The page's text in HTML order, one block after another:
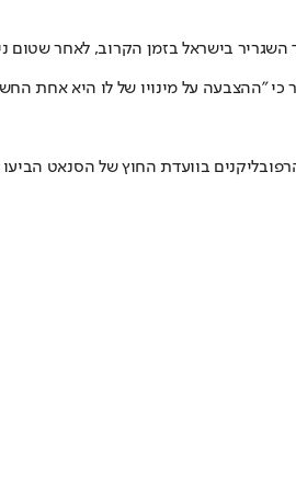
השגריר בישראל בזמן הקרוב, לאחר שטום
הרוב הדמוקרטי, צ׳אק שומר, אמר כי ״ההצבעה על
בוועדת החוץ של הסנאט